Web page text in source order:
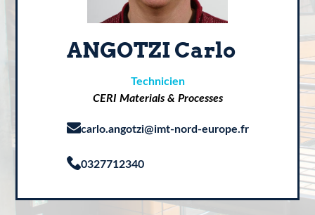
ANGOTZI Carlo
Technicien
CERI Materials & Processes
carlo.angotzi@imt-nord-europe.fr
0327712340